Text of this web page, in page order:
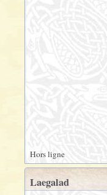
Hors ligne
Laegalad